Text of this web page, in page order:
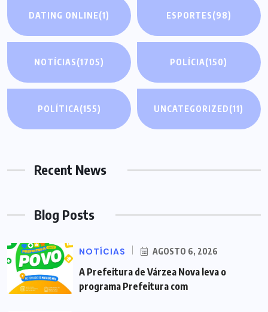
DATING ONLINE(1) ESPORTES(98)
NOTÍCIAS(1705) POLÍCIA(150)
POLÍTICA(155) UNCATEGORIZED(11)
Recent News
Blog Posts
NOTÍCIAS AGOSTO 6, 2026
A Prefeitura de Várzea Nova leva o
programa Prefeitura com